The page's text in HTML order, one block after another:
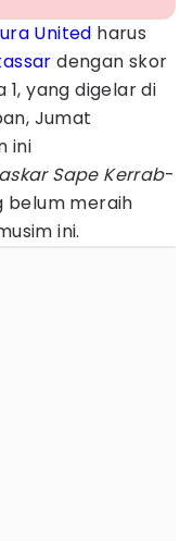
United harus
dengan skor
yang digelar di
Jumat
ini
Sape Kerrab-
belum meraih
ini.